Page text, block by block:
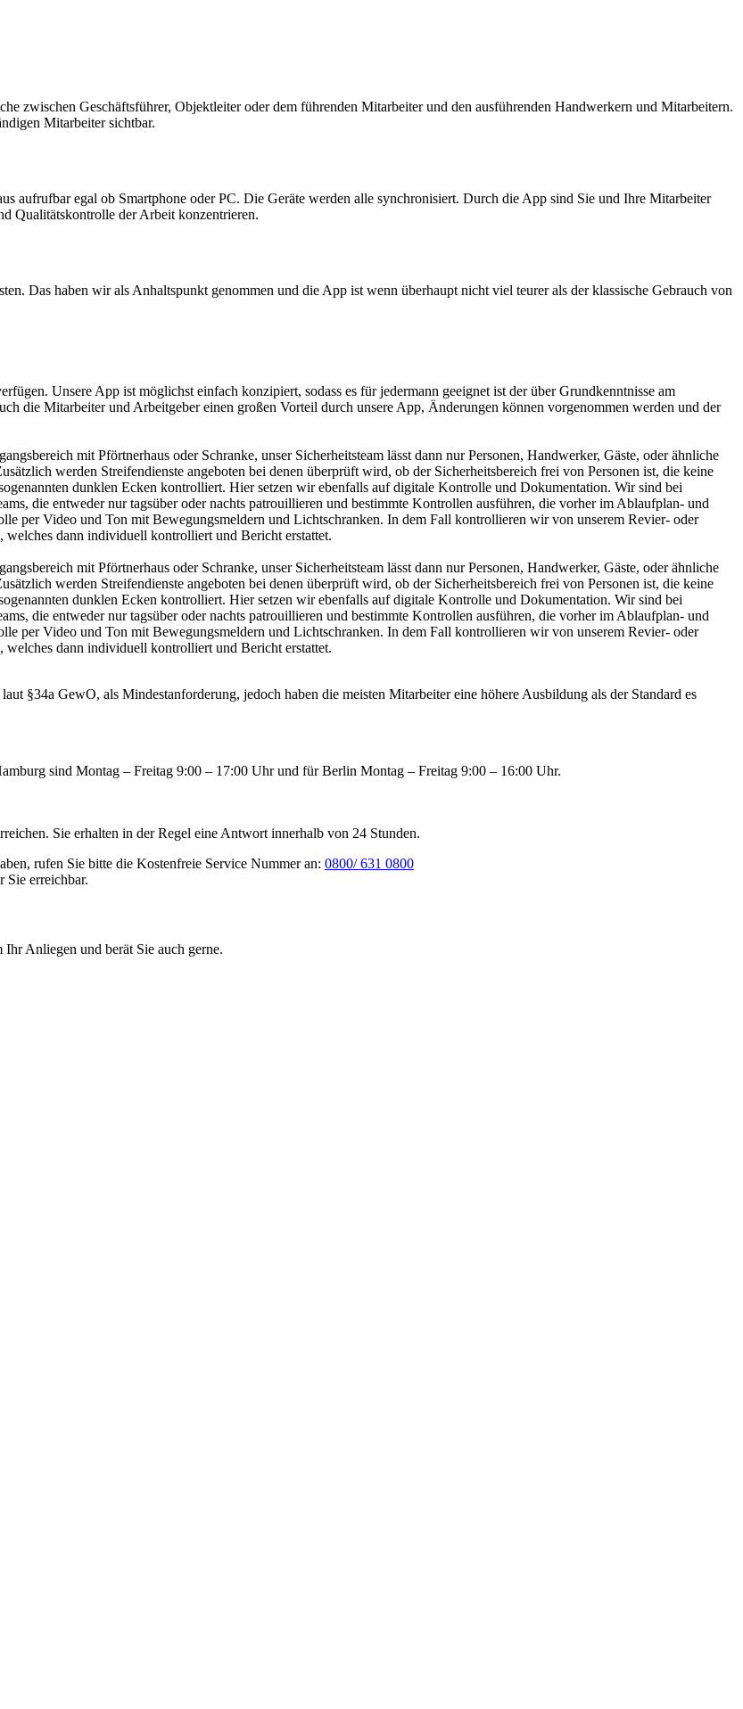
zwischen Geschäftsführer, Objektleiter oder dem führenden Mitarbeiter und den ausführenden Handwerkern und Mitarbeitern.
Mitarbeiter sichtbar.
aufrufbar egal ob Smartphone oder PC. Die Geräte werden alle synchronisiert. Durch die App sind Sie und Ihre Mitarbeiter
Qualitätskontrolle der Arbeit konzentrieren.
Das haben wir als Anhaltspunkt genommen und die App ist wenn überhaupt nicht viel teurer als der klassische Gebrauch von
Unsere App ist möglichst einfach konzipiert, sodass es für jedermann geeignet ist der über Grundkenntnisse am
die Mitarbeiter und Arbeitgeber einen großen Vorteil durch unsere App, Änderungen können vorgenommen werden und der
mit Pförtnerhaus oder Schranke, unser Sicherheitsteam lässt dann nur Personen, Handwerker, Gäste, oder ähnliche
werden Streifendienste angeboten bei denen überprüft wird, ob der Sicherheitsbereich frei von Personen ist, die keine
dunklen Ecken kontrolliert. Hier setzen wir ebenfalls auf digitale Kontrolle und Dokumentation. Wir sind bei
die entweder nur tagsüber oder nachts patrouillieren und bestimmte Kontrollen ausführen, die vorher im Ablaufplan- und
per Video und Ton mit Bewegungsmeldern und Lichtschranken. In dem Fall kontrollieren wir von unserem Revier- oder
welches dann individuell kontrolliert und Bericht erstattet.
mit Pförtnerhaus oder Schranke, unser Sicherheitsteam lässt dann nur Personen, Handwerker, Gäste, oder ähnliche
werden Streifendienste angeboten bei denen überprüft wird, ob der Sicherheitsbereich frei von Personen ist, die keine
dunklen Ecken kontrolliert. Hier setzen wir ebenfalls auf digitale Kontrolle und Dokumentation. Wir sind bei
die entweder nur tagsüber oder nachts patrouillieren und bestimmte Kontrollen ausführen, die vorher im Ablaufplan- und
per Video und Ton mit Bewegungsmeldern und Lichtschranken. In dem Fall kontrollieren wir von unserem Revier- oder
welches dann individuell kontrolliert und Bericht erstattet.
§34a GewO, als Mindestanforderung, jedoch haben die meisten Mitarbeiter eine höhere Ausbildung als der Standard es
sind Montag – Freitag 9:00 – 17:00 Uhr und für Berlin Montag – Freitag 9:00 – 16:00 Uhr.
Sie erhalten in der Regel eine Antwort innerhalb von 24 Stunden.
rufen Sie bitte die Kostenfreie Service Nummer an: 0800/ 631 0800
Sie erreichbar.
Anliegen und berät Sie auch gerne.